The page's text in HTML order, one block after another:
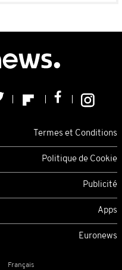
Termes et Conditions
Politique de Cookie
Publicité
Apps
Euronews